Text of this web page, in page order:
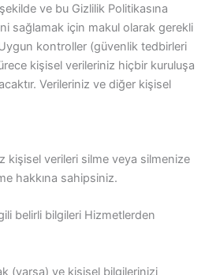
ve bu Gizlilik Politikasına
sağlamak için makul olarak gerekli
Uygun kontroller (güvenlik tedbirleri
kişisel verileriniz hiçbir kuruluşa
Verileriniz ve diğer kişisel
kişisel verileri silme veya silmenize
hakkına sahipsiniz.
belirli bilgileri Hizmetlerden
(varsa) ve kişisel bilgilerinizi